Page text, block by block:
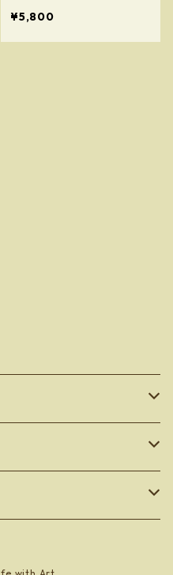
【Painting Meditation Jo
urnal (A5)】(Brown / Ma
¥5,800